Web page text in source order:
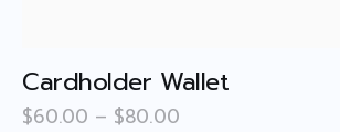
Cardholder Wallet
$60.00 – $80.00